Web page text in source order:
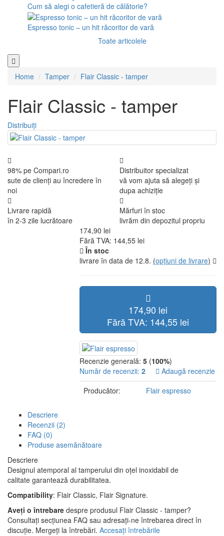
Cum să alegi o cafetieră de călătorie?
Espresso tonic – un hit răcoritor de vară
Toate articolele
Home Tamper Flair Classic - tamper
Flair Classic - tamper
Distribuiți
98% pe Compari.ro
sute de clienți au încredere în
noi
Distribuitor specializat
vă vom ajuta să alegeți și
dupa achiziție
Livrare rapidă
în 2-3 zile lucrătoare
Mărfuri în stoc
livrăm din depozitul propriu
174,90 lei
Fără TVA: 144,55 lei
În stoc
livrare în data de 12.8. (opțiuni de livrare)
174,90 lei
Fără TVA: 144,55 lei
Recenzie generală: 5 (100%)
Număr de recenzii: 2
Adaugă recenzie
Producător:
Flair espresso
Descriere
Recenzii (2)
FAQ (0)
Produse asemănătoare
Descriere
Designul atemporal al tamperului din oțel inoxidabil de
calitate garantează durabilitatea.
Compatibility: Flair Classic, Flair Signature.
Aveți o întrebare despre produsul Flair Classic - tamper?
Consultați secțiunea FAQ sau adresați-ne întrebarea direct în
discuție. Mergeți la întrebări. Accesați întrebările